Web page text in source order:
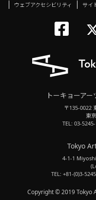
ウェブアクセシビリティ
サイ
ト
トーキョーア
〒135-0022
東
TEL: 03-
Tokyo
4-1-1
TEL: +81-(0)3-
Copyright © 2019 Tokyo